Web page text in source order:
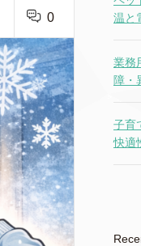
0
温と
業務
障・
子育
快適